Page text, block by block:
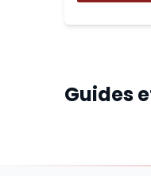
Guides
Ciao Pizza